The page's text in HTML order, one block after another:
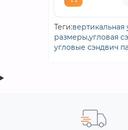
Теги:вертикальная
размеры,угловая
угловые сэндвич